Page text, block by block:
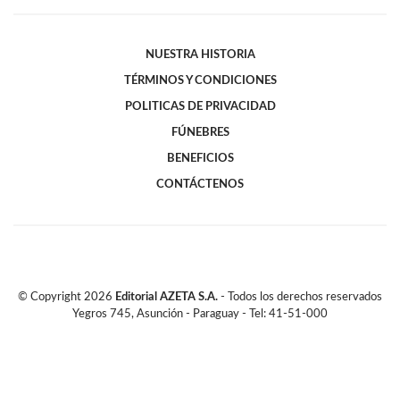
NUESTRA HISTORIA
TÉRMINOS Y CONDICIONES
POLITICAS DE PRIVACIDAD
FÚNEBRES
BENEFICIOS
CONTÁCTENOS
© Copyright 2026 Editorial AZETA S.A. - Todos los derechos reservados
Yegros 745, Asunción - Paraguay - Tel: 41-51-000